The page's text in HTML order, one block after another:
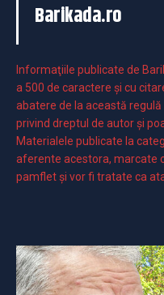
Barikada.ro
Informaţiile publicate de
a 500 de caractere şi cu
abatere de la această
privind dreptul de autor și
Materialele publicate la
aferente acestora, marcate
pamflet și vor fi tratate ca